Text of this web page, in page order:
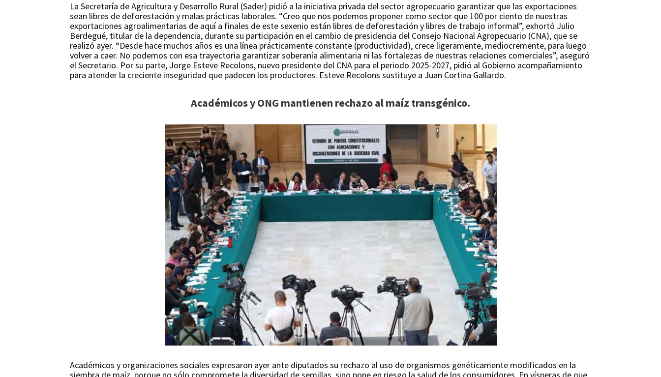
La Secretaría de Agricultura y Desarrollo Rural (Sader) pidió a la iniciativa privada del sector agropecuario garantizar que las exportaciones
sean libres de deforestación y malas prácticas laborales. “Creo que nos podemos proponer como sector que 100 por ciento de nuestras
exportaciones agroalimentarias de aquí a finales de este sexenio están libres de deforestación y libres de trabajo informal”, exhortó Julio
Berdegué, titular de la dependencia, durante su participación en el cambio de presidencia del Consejo Nacional Agropecuario (CNA), que se
realizó ayer. “Desde hace muchos años es una línea prácticamente constante (productividad), crece ligeramente, mediocremente, para luego
volver a caer. No podemos con esa trayectoria garantizar soberanía alimentaria ni las fortalezas de nuestras relaciones comerciales”, aseguró
el Secretario. Por su parte, Jorge Esteve Recolons, nuevo presidente del CNA para el periodo 2025-2027, pidió al Gobierno acompañamiento
para atender la creciente inseguridad que padecen los productores. Esteve Recolons sustituye a Juan Cortina Gallardo.
Académicos y ONG mantienen rechazo al maíz transgénico.
Académicos y organizaciones sociales expresaron ayer ante diputados su rechazo al uso de organismos genéticamente modificados en la
siembra de maíz, porque no sólo compromete la diversidad de semillas, sino pone en riesgo la salud de los consumidores. En vísperas de que